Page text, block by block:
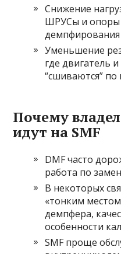
Снижение
ШРУСы и опоры
демпфирования
Уменьшение
где двигатель
“сшиваются” по
Почему
идут на SMF
DMF часто
работа по
В некоторых
«тонким
демпфера,
особенности
SMF проще